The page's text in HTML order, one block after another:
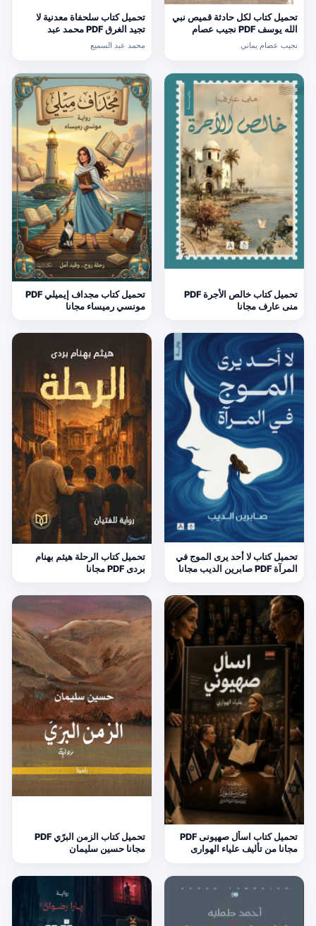
تحميل كتاب لكل حادثة قميص نبي
الله يوسف PDF نجيب عصام
يماني مجانا
نجيب عصام يماني
تحميل كتاب سلحفاة معدنية لا
تجيد الغرق PDF محمد عبد
محمد عبد السميع
تحميل كتاب خالص الأجرة PDF
منى عارف مجانا
تحميل كتاب مجداف إيميلي PDF
مونسي رميساء مجانا
تحميل كتاب لا أحد يرى الموج في
المرآة PDF صابرين الديب مجانا
تحميل كتاب الرحلة هيثم بهنام
بردى PDF مجانا
تحميل كتاب اسأل صهيونى PDF
مجانا من تأليف علياء الهوارى
تحميل كتاب الزمن البرّي PDF
مجانا حسين سليمان